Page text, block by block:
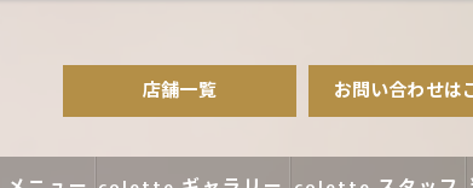
店舗一覧 お問い合わせは